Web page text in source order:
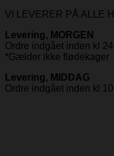
VI LEVERER PÅ ALLE
Levering, MORGEN
Ordre indgået inden kl
*Gælder ikke flødekager
Levering, MIDDAG
Ordre indgået inden kl